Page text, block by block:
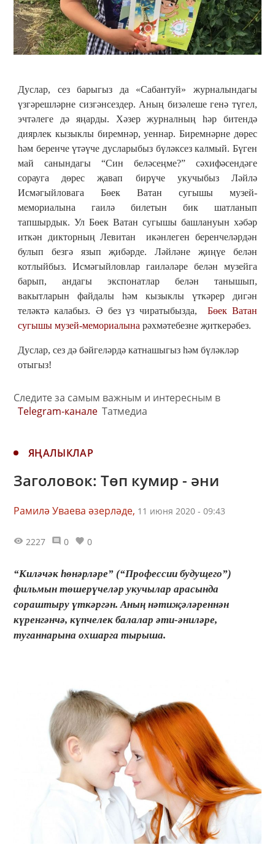
Дуслар, сез барыгыз да «Сабантуй» журналындагы
үзгәрешләрне сизгәнсездер. Аның бизәлеше генә түгел,
эчтәлеге дә яңарды. Хәзер журналның һәр битендә
диярлек кызыклы биремнәр, уеннар. Биремнәрне дөрес
һәм беренче үтәүче дусларыбыз бүләксез калмый. Бүген
май санындагы “Син беләсеңме?” сәхифәсендәге
сорауга дөрес җавап бирүче укучыбыз Ләйлә
Исмәгыйловага Бөек Ватан сугышы музей-
мемориалына гаилә билетын бик шатланып
тапшырдык. Ул Бөек Ватан сугышы башлануын хәбәр
иткән дикторның Левитан икәнлеген беренчеләрдән
булып безгә язып җибәрде. Ләйләне җиңүе белән
котлыйбыз. Исмәгыйловлар гаиләләре белән музейга
барып, андагы экспонатлар белән танышып,
вакытларын файдалы һәм кызыклы үткәрер дигән
теләктә калабыз. Ә без үз чиратыбызда, Бөек Ватан
сугышы музей-мемориалына рәхмәтебезне җиткерәбез.
Дуслар, сез дә бәйгеләрдә катнашыгыз һәм бүләкләр
отыгыз!
Следите за самым важным и интересным в
Telegram-канале Татмедиа
ЯҢАЛЫКЛАР
Заголовок: Төп кумир - әни
Рамилә Уваева әзерләде, 11 июня 2020 - 09:43
2227 0 0
“Киләчәк һөнәрләре” (“Профессии будущего”)
фильмын төшерүчеләр укучылар арасында
сораштыру үткәргән. Аның нәтиҗәләреннән
күренгәнчә, күпчелек балалар әти-әниләре,
туганнарына охшарга тырыша.